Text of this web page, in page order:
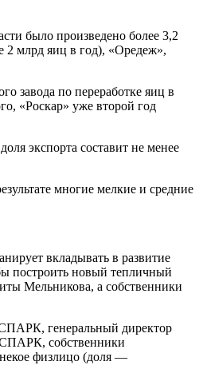
было произведено более 3,2
2 млрд яиц в год), «Оредеж»,
завода по переработке яиц в
«Роскар» уже второй год
экспорта составит не менее
многие мелкие и средние
вкладывать в развитие
построить новый тепличный
Мельникова, а собственники
генеральный директор
собственники
физлицо (доля —